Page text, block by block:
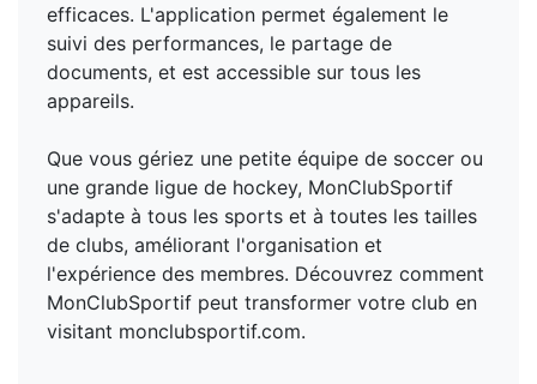
efficaces. L'application permet également le
suivi des performances, le partage de
documents, et est accessible sur tous les
appareils.
Que vous gériez une petite équipe de soccer ou
une grande ligue de hockey, MonClubSportif
s'adapte à tous les sports et à toutes les tailles
de clubs, améliorant l'organisation et
l'expérience des membres. Découvrez comment
MonClubSportif peut transformer votre club en
visitant monclubsportif.com.